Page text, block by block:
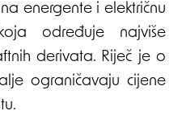
energente i električnu
određuje najviše
derivata. Riječ je o
ograničavaju cijene